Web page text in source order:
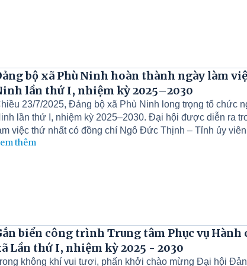
bộ xã Phù Ninh hoàn thành ngày làm
lần thứ I, nhiệm kỳ 2025–2030
23/7/2025, Đảng bộ xã Phù Ninh long trọng tổ chức
lần thứ I, nhiệm kỳ 2025–2030. Đại hội được diễn ra
việc thứ nhất có đồng chí Ngô Đức Thịnh – Tỉnh ủy
Tài – Phó Bí thư Đảng uỷ, Chủ tịch UBND xã; Đồng
thêm
biển công trình Trung tâm Phục vụ
Lần thứ I, nhiệm kỳ 2025 - 2030
không khí vui tươi, phấn khởi chào mừng Đại hội